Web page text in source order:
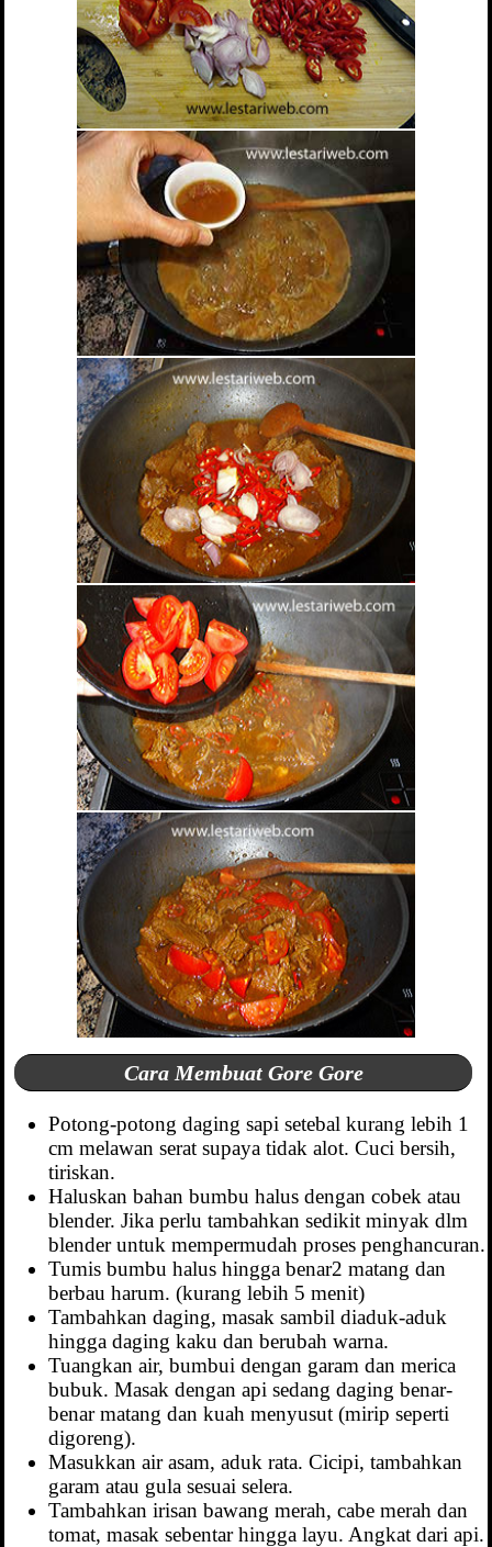
Cara Membuat Gore Gore
Potong-potong daging sapi setebal kurang lebih 1
cm melawan serat supaya tidak alot. Cuci bersih,
tiriskan.
Haluskan bahan bumbu halus dengan cobek atau
blender. Jika perlu tambahkan sedikit minyak dlm
blender untuk mempermudah proses penghancuran.
Tumis bumbu halus hingga benar2 matang dan
berbau harum. (kurang lebih 5 menit)
Tambahkan daging, masak sambil diaduk-aduk
hingga daging kaku dan berubah warna.
Tuangkan air, bumbui dengan garam dan merica
bubuk. Masak dengan api sedang daging benar-
benar matang dan kuah menyusut (mirip seperti
digoreng).
Masukkan air asam, aduk rata. Cicipi, tambahkan
garam atau gula sesuai selera.
Tambahkan irisan bawang merah, cabe merah dan
tomat, masak sebentar hingga layu. Angkat dari api.